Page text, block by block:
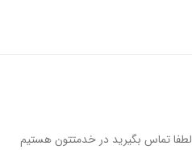
تماس بگیرید در خدمتتون هستیم